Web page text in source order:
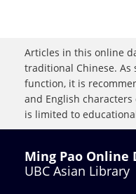
Articles in this online
traditional Chinese. As
function, it is
and English
is limited to
Ming Pao Online
UBC Asian Library